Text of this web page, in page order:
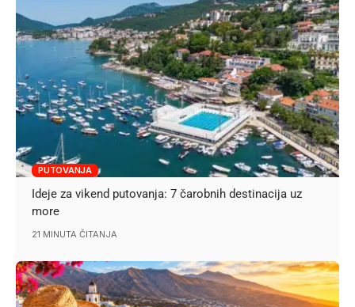
PUTOVANJA
Ideje za vikend putovanja: 7 čarobnih destinacija uz
more
21 MINUTA ČITANJA